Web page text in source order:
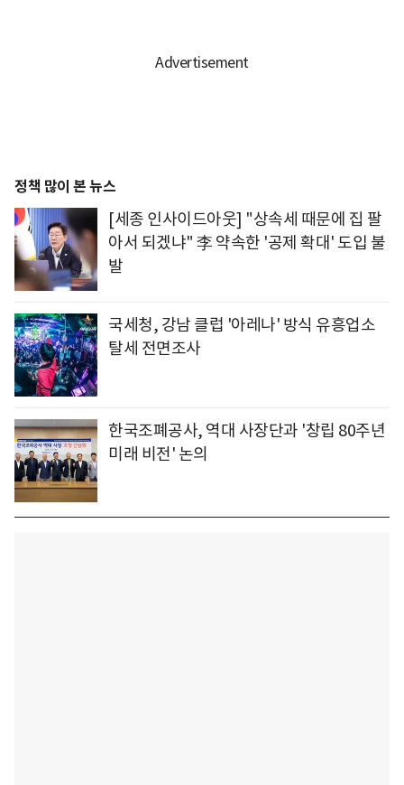
정책 많이 본 뉴스
[세종 인사이드아웃] "상속세 때문에 집 팔
아서 되겠냐" 李 약속한 '공제 확대' 도입 불
발
국세청, 강남 클럽 '아레나' 방식 유흥업소
탈세 전면조사
한국조폐공사, 역대 사장단과 '창립 80주년
미래 비전' 논의